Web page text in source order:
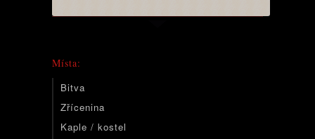
Místa:
Bitva
Zřícenina
Kaple / kostel